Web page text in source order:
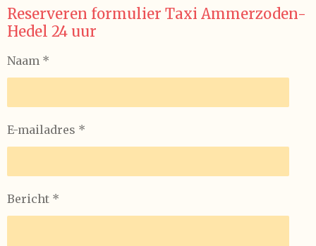
Reserveren formulier Taxi Ammerzoden-
Hedel 24 uur
Naam *
E-mailadres *
Bericht *